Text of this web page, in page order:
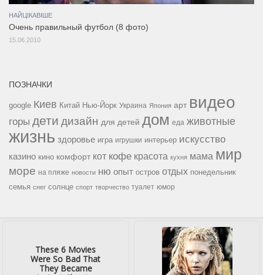
НАЙЦІКАВІШЕ
Очень правильный футбол (8 фото)
15.06.2010
ПОЗНАЧКИ
google Киев Китай Нью-Йорк Украина Япония арт видео
горы дети дизайн для детей дом еда животные
жизнь здоровье игра игрушки интерьер искусство
казино кино комфорт кот кофе красота кухня мама мир
море на пляже новости ню опыт остров отдых понедельник
семья снег солнце спорт творчество туалет юмор